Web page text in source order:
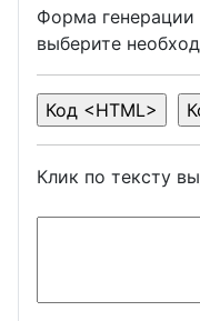
Форма генерации
выберите
Клик по тексту